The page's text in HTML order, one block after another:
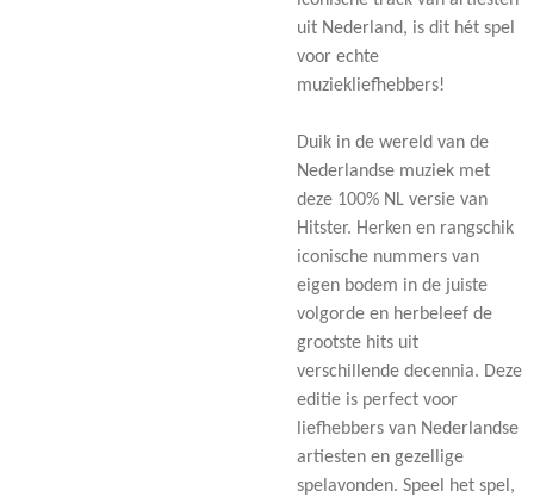
uit Nederland, is dit hét spel
voor echte
muziekliefhebbers!
Duik in de wereld van de
Nederlandse muziek met
deze 100% NL versie van
Hitster. Herken en rangschik
iconische nummers van
eigen bodem in de juiste
volgorde en herbeleef de
grootste hits uit
verschillende decennia. Deze
editie is perfect voor
liefhebbers van Nederlandse
artiesten en gezellige
spelavonden. Speel het spel,